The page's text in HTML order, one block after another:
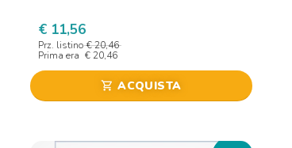
€ 11,56
Prz. listino € 20,46
Prima era € 20,46
shopping_cart ACQUISTA